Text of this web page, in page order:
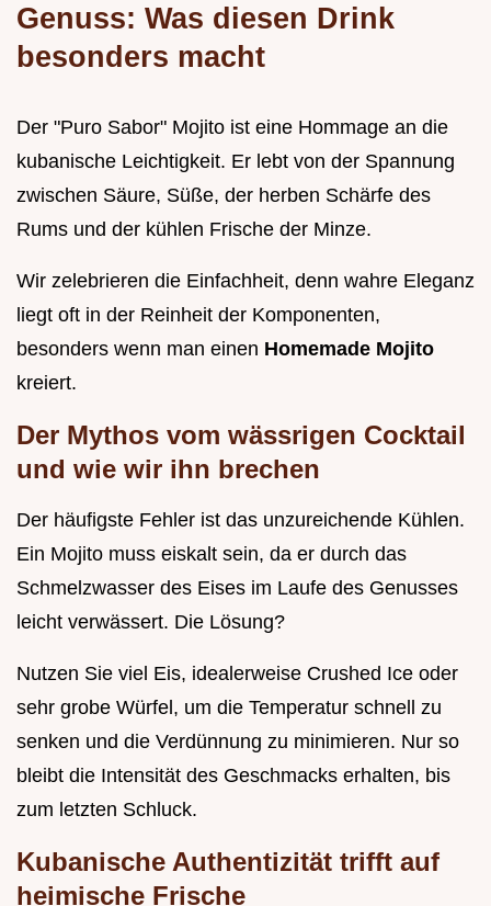
Genuss: Was diesen Drink
besonders macht
Der "Puro Sabor" Mojito ist eine Hommage an die
kubanische Leichtigkeit. Er lebt von der Spannung
zwischen Säure, Süße, der herben Schärfe des
Rums und der kühlen Frische der Minze.
Wir zelebrieren die Einfachheit, denn wahre Eleganz
liegt oft in der Reinheit der Komponenten,
besonders wenn man einen Homemade Mojito
kreiert.
Der Mythos vom wässrigen Cocktail
und wie wir ihn brechen
Der häufigste Fehler ist das unzureichende Kühlen.
Ein Mojito muss eiskalt sein, da er durch das
Schmelzwasser des Eises im Laufe des Genusses
leicht verwässert. Die Lösung?
Nutzen Sie viel Eis, idealerweise Crushed Ice oder
sehr grobe Würfel, um die Temperatur schnell zu
senken und die Verdünnung zu minimieren. Nur so
bleibt die Intensität des Geschmacks erhalten, bis
zum letzten Schluck.
Kubanische Authentizität trifft auf
heimische Frische